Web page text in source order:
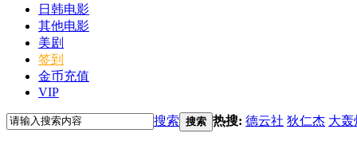
日韩电影
其他电影
美剧
签到
金币充值
VIP
搜索 搜索 热搜: 德云社 狄仁杰 大轰